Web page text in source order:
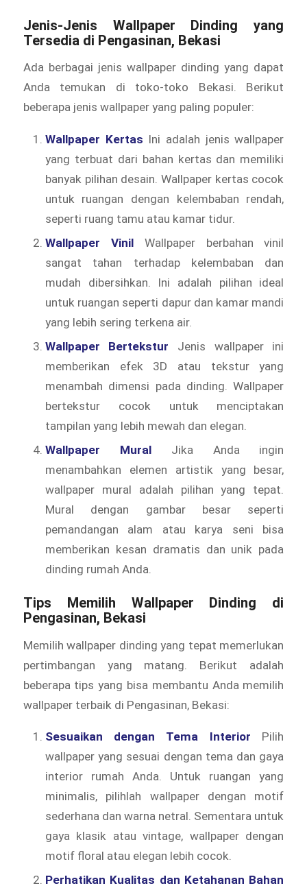
Jenis-Jenis Wallpaper Dinding yang
Tersedia di Pengasinan, Bekasi
Ada berbagai jenis wallpaper dinding yang dapat
Anda temukan di toko-toko Bekasi. Berikut
beberapa jenis wallpaper yang paling populer:
Wallpaper Kertas Ini adalah jenis wallpaper
yang terbuat dari bahan kertas dan memiliki
banyak pilihan desain. Wallpaper kertas cocok
untuk ruangan dengan kelembaban rendah,
seperti ruang tamu atau kamar tidur.
Wallpaper VinilWallpaper berbahan vinil
sangat tahan terhadap kelembaban dan
mudah dibersihkan. Ini adalah pilihan ideal
untuk ruangan seperti dapur dan kamar mandi
yang lebih sering terkena air.
Wallpaper Bertekstur Jenis wallpaper ini
memberikan efek 3D atau tekstur yang
menambah dimensi pada dinding. Wallpaper
bertekstur cocok untuk menciptakan
tampilan yang lebih mewah dan elegan.
Wallpaper MuralJika Anda ingin
menambahkan elemen artistik yang besar,
wallpaper mural adalah pilihan yang tepat.
Mural dengan gambar besar seperti
pemandangan alam atau karya seni bisa
memberikan kesan dramatis dan unik pada
dinding rumah Anda.
Tips Memilih Wallpaper Dinding di
Pengasinan, Bekasi
Memilih wallpaper dinding yang tepat memerlukan
pertimbangan yang matang. Berikut adalah
beberapa tips yang bisa membantu Anda memilih
wallpaper terbaik di Pengasinan, Bekasi:
Sesuaikan dengan Tema Interior Pilih
wallpaper yang sesuai dengan tema dan gaya
interior rumah Anda. Untuk ruangan yang
minimalis, pilihlah wallpaper dengan motif
sederhana dan warna netral. Sementara untuk
gaya klasik atau vintage, wallpaper dengan
motif floral atau elegan lebih cocok.
Perhatikan Kualitas dan Ketahanan Bahan